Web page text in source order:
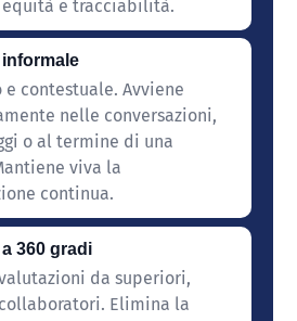
equità e tracciabilità.
e contestuale. Avviene
nelle conversazioni,
o al termine di una
viva la
continua.
360 gradi
da superiori,
Elimina la